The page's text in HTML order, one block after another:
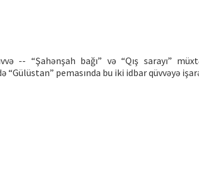
-- “Şahənşah bağı” və “Qış sarayı”
pemasında bu iki idbar qüvvəyə